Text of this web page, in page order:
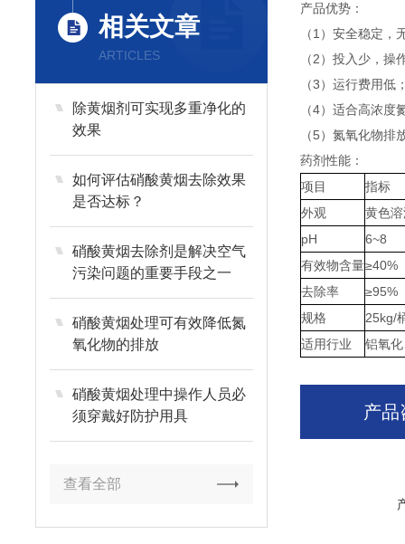
相关文章
ARTICLES
除黄烟剂可实现多重净化的
效果
如何评估硝酸黄烟去除效果
是否达标？
硝酸黄烟去除剂是解决空气
污染问题的重要手段之一
硝酸黄烟处理可有效降低氮
氧化物的排放
硝酸黄烟处理中操作人员必
须穿戴好防护用具
查看全部
产品优势：
（1）安全稳定，
（2）投入少，操
（3）运行费用低
（4）适合高浓度
（5）氮氧化物排
药剂性能：
项目
指标
外观
黄色
pH
6~8
有效物含量≥40%
去除率
≥95%
规格
25kg/
适用行业
铝氧
产品